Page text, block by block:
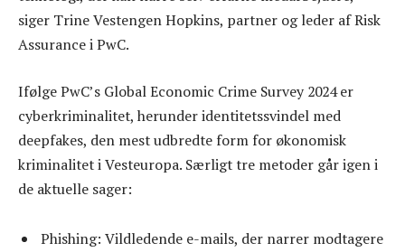
siger Trine Vestengen Hopkins, partner og leder af Risk
Assurance i PwC.
Ifølge PwC’s Global Economic Crime Survey 2024 er
cyberkriminalitet, herunder identitetssvindel med
deepfakes, den mest udbredte form for økonomisk
kriminalitet i Vesteuropa. Særligt tre metoder går igen i
de aktuelle sager:
Phishing: Vildledende e-mails, der narrer modtagere